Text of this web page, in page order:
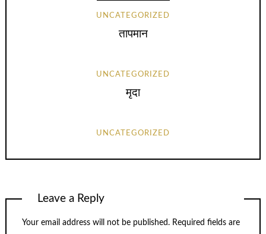
UNCATEGORIZED
तापमान
UNCATEGORIZED
मृदा
UNCATEGORIZED
Leave a Reply
Your email address will not be published. Required fields are